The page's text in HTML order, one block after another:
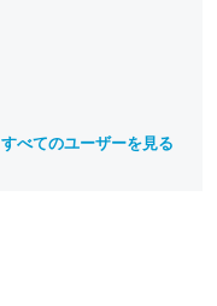
すべてのユーザーを見る